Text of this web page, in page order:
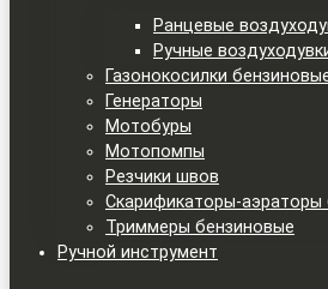
Ранцевые
Ручные
Газонокосилки
Генераторы
Мотобуры
Мотопомпы
Резчики швов
Скарификаторы-аэраторы
Триммеры бензиновые
Ручной инструмент